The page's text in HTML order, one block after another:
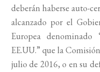
deberán haberse auto-
alcanzado por el
Europea
EE.UU.” que la
julio de 2016, o en su